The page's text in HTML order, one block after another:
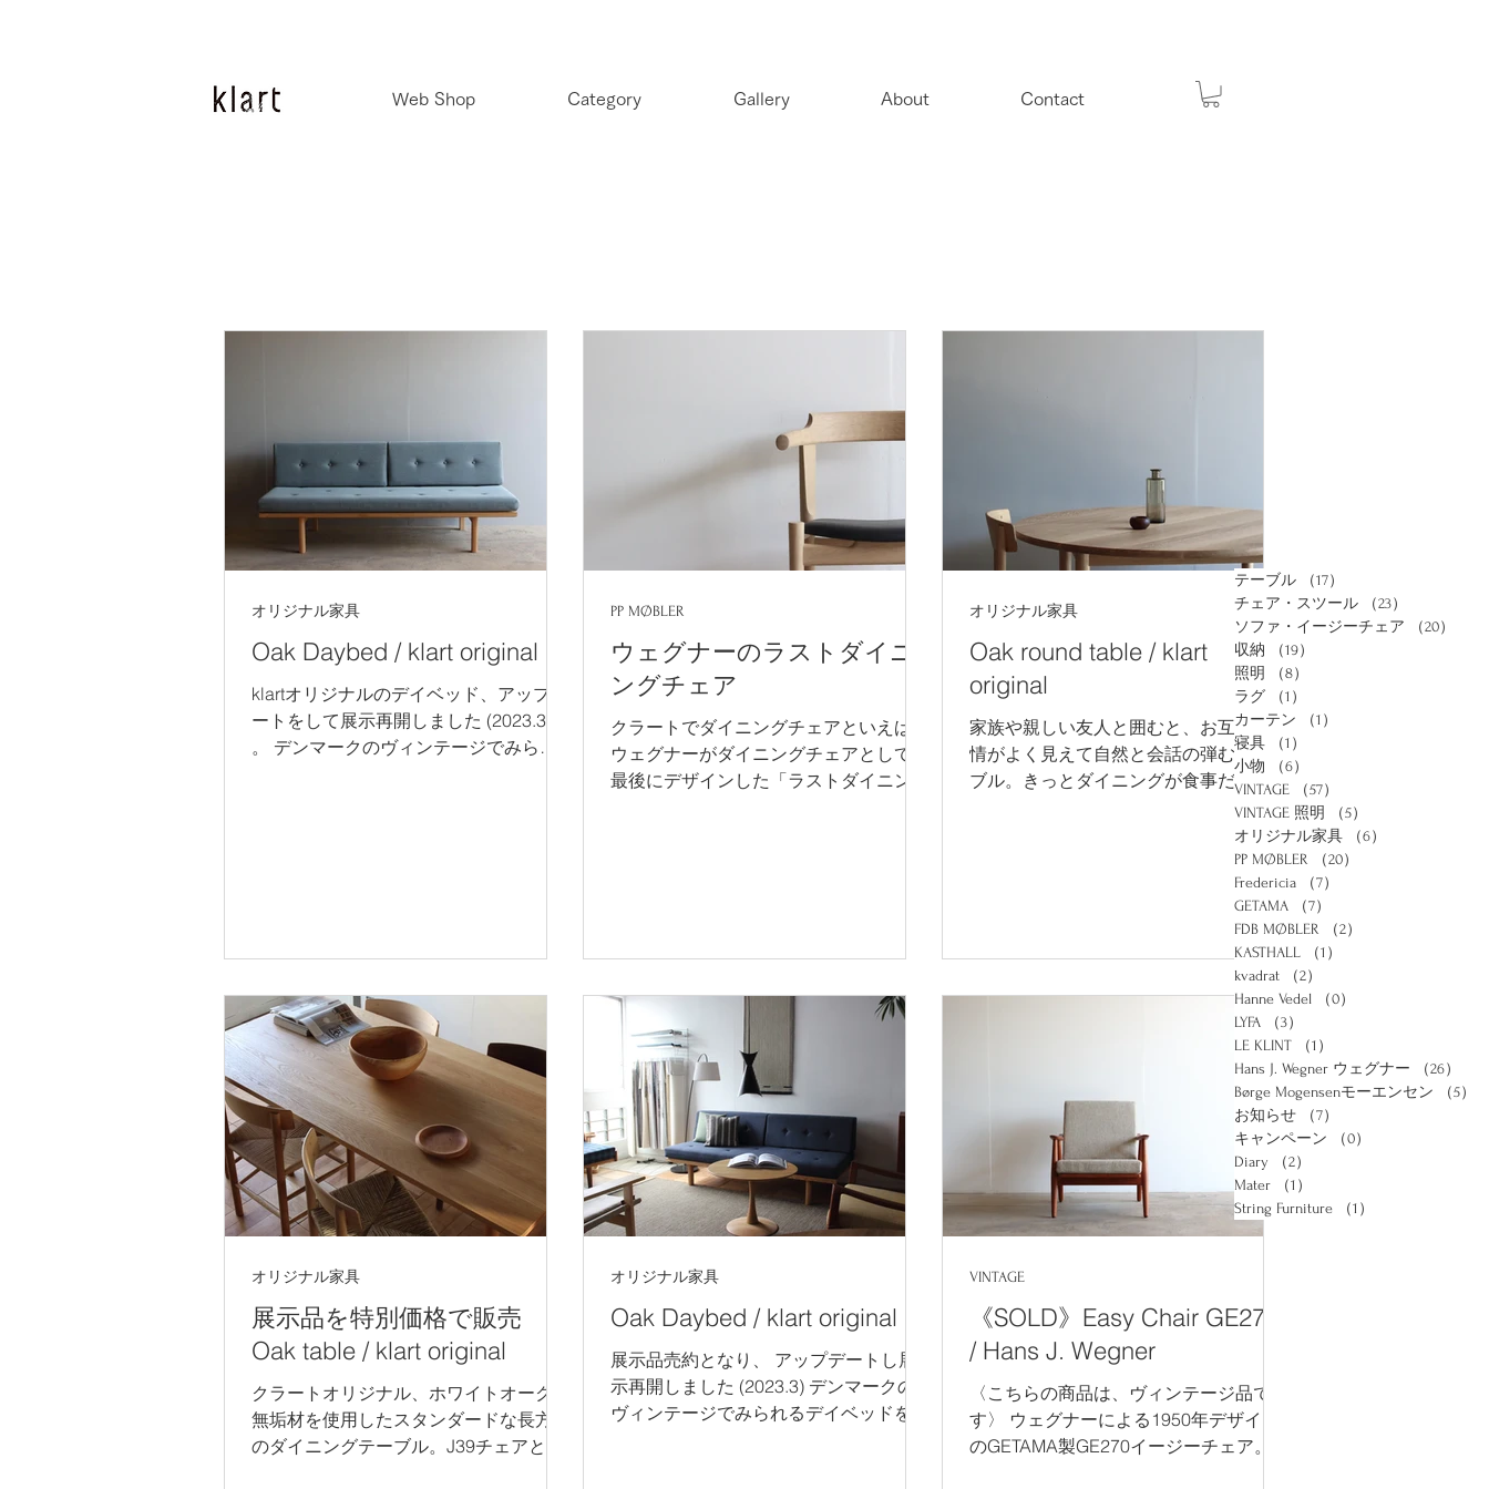
Web Shop Category Gallery About Contact
テーブル （17）
チェア・スツール
（23）
ソファ・イージーチェア
（20）
収納
（19）
照明
（8）
ラグ
（1）
カーテン
（1）
寝具
（1）
小物
（6）
VINTAGE
（57）
VINTAGE 照明
（5）
オリジナル家具
（6）
PP MØBLER
（20）
Fredericia
（7）
GETAMA
（7）
FDB MØBLER
（2）
KASTHALL
（1）
kvadrat
（2）
Hanne Vedel
（0）
LYFA
（3）
LE KLINT
（1）
Hans J. Wegner ウェグナー
（26）
Børge Mogensenモーエンセン
（5）
お知らせ
（7）
キャンペーン
（0）
Diary
（2）
Mater
（1）
String Furniture
（1）
Oak Daybed / klart original
klartオリジナルのデイベッド、アップデ
ートをして展示再開しました (2023.3)
。 デンマークのヴィンテージでみられ
オリジナル家具
ウェグナーのラストダイニ
ングチェア
クラートでダイニングチェアといえば
ウェグナーがダイニングチェアとしては
最後にデザインした「ラストダイニング
ーが晩年まで通い続けた工房PPモブラ
ーで、いまもつくり続けています ウェ
グナーが試作品に座り、PPモブラー初
代社長アイナーと確認している当時の様
子。浅く掛けたり、深く腰掛けても、姿
勢を崩すして寄りかかっても、どんな姿
勢でも心地よく受けとめてくれます。
ぜひ実際に座ってお確かめください。
ウェグナーは職人でもあり、最も信頼を
おいていたこの工房に晩年まで通い続け
ていました。現在は孫のキャスパーが三
の工房。 樹齢100以上、こんなに太い贅
沢な木材から削り出されている笠木 ( 背
もたれ ) PPモブラー 工房見学 こちらの
記事もぜひご覧ください PP MØBLER
(Denmark) W560
PP MØBLER
Oak round table / klart
original
家族や親しい友人と囲むと、お互いの表
情​がよく見えて自然と会話の弾む丸テー
ブル。きっとダイニングが食事だけでは
なく、休まる空間になるでしょう。 オ
リジナルのホワイトオーク無垢を使用し
たオーダーテーブル。 クラートで扱う
様々なデンマークのチェアに合わせられ
るよう、シンプルなデザインで製作して
います。無垢特有の風合いや経年変化が
楽しめ、使い込むほど愛着がわきます。
天板と調和する丸脚のすっきりしたデザ
インで、オーク材の風合いを十分に感じ
ていただけます。長方形のテーブルより
奥行をとる分、アームチェアの収まりが
良い位置に幕板をセットしています。
オーダーメイドにより、家族構成やダイ
ニングの広さに応じて、ご希望のサイズ
で製作いたします。 ​ テーブルに合わせ
たチェアは上から ウェグナーの PP68チ
ェア、 PP701 チェア 下2枚はモーエン
上げ Φ1200 H720 展示 316,800 円税込
・天然の木材を使用しているため、木目
（色目、節）等に個体差がございます。
・受注生産品、納期約10週間。.
オリジナル家具
展示品を特別価格で販売
Oak table / klart original
クラートオリジナル、ホワイトオークの
無垢材を使用したスタンダードな長方形
のダイニングテーブル。J39チェアと 風
オリジナル家具
Oak Daybed / klart original
展示品売約となり、 アップデートし展
示再開しました (2023.3) デンマークの
ヴィンテージでみられるデイベッドを、
オリジナル家具
《SOLD》Easy Chair GE270
/ Hans J. Wegner
〈こちらの商品は、ヴィンテージ品で
す〉 ウェグナーによる1950年デザイン
のGETAMA製GE270イージーチェア。こ
VINTAGE